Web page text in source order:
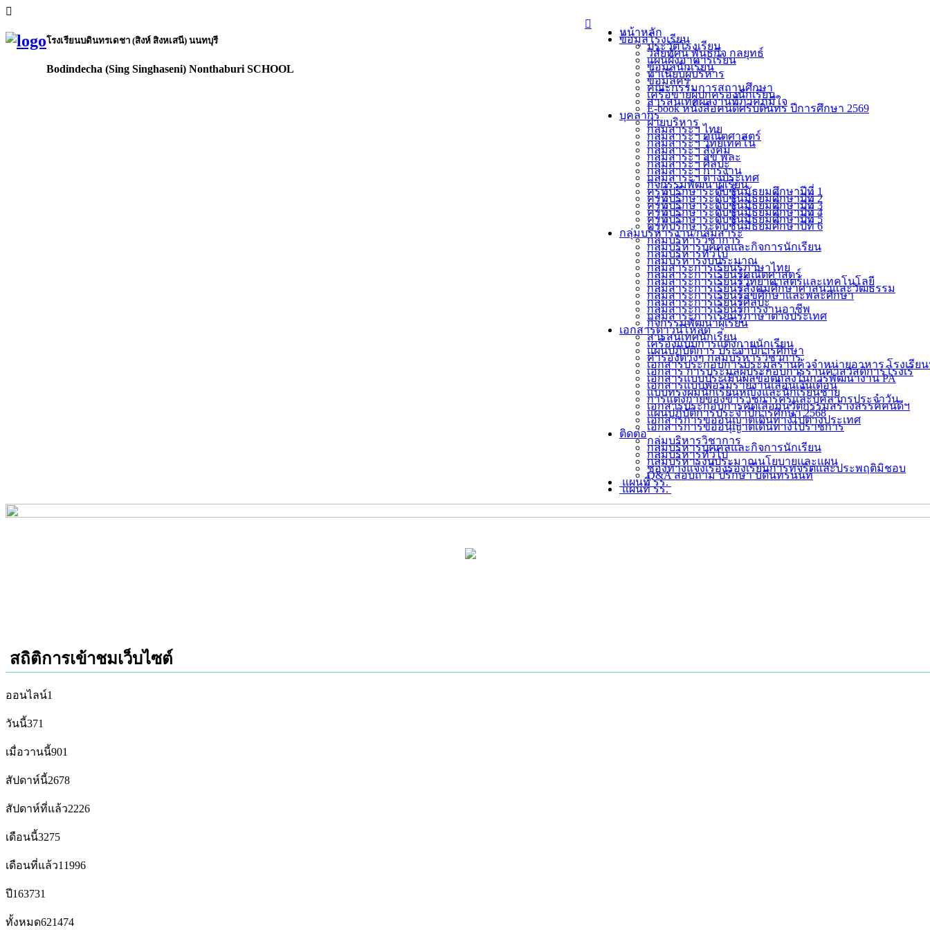
โรงเรียนบดินทรเดชา (สิงห์ สิงหเสนี) นนทบุรี
Bodindecha (Sing Singhaseni) Nonthaburi SCHOOL
หน้าหลัก
ข้อมูลโรงเรียน
ประวัติโรงเรียน
วิสัยทัศน์ พันธกิจ กลยุทธ์
แผนผังอาคารเรียน
ข้อมูลนักเรียน
ทำเนียบผู้บริหาร
ข้อมูลครู
คณะกรรมการสถานศึกษา
เครือข่ายผู้ปกครองนักเรียน
สารสนเทศผลงานที่ภาคภูมิใจ
E-book หนังสือคนดีศรีบดินทร ปีการศึกษา 2569
บุคลากร
ฝ่ายบริหาร
กลุ่มสาระฯ ไทย
กลุ่มสาระฯ คณิตศาสตร์
กลุ่มสาระฯ วิทย์เทคโน
กลุ่มสาระฯ สังคม
กลุ่มสาระฯ สุข พละ
กลุ่มสาระฯ ศิลปะ
กลุ่มสาระฯ การงาน
กลุ่มสาระฯ ต่างประเทศ
กิจกรรมพัฒนาผู้เรียน
ครูที่ปรึกษาระดับชั้นมัธยมศึกษาปีที่ 1
ครูที่ปรึกษาระดับชั้นมัธยมศึกษาปีที่ 2
ครูที่ปรึกษาระดับชั้นมัธยมศึกษาปีที่ 3
ครูที่ปรึกษาระดับชั้นมัธยมศึกษาปีที่ 4
ครูที่ปรึกษาระดับชั้นมัธยมศึกษาปีที่ 5
ครูที่ปรึกษาระดับชั้นมัธยมศึกษาปีที่ 6
กลุ่มบริหารงาน/กลุ่มสาระ
กลุ่มบริหารวิชาการ
กลุ่มบริหารบุคคลและกิจการนักเรียน
กลุ่มบริหารทั่วไป
กลุ่มบริหารงบประมาณ
กลุ่มสาระการเรียนรู้ภาษาไทย
กลุ่มสาระการเรียนรู้คณิตศาสตร์
กลุ่มสาระการเรียนรู้วิทยาศาสตร์และเทคโนโลยี
กลุ่มสาระการเรียนรู้สังคมศึกษาศาสนาและวัฒธรรม
กลุ่มสาระการเรียนรู้สุขศึกษาและพละศึกษา
กลุ่มสาระการเรียนรู้ศิลปะ
กลุ่มสาระการเรียนรู้การงานอาชีพ
กลุ่มสาระการเรียนรู้ภาษาต่างประเทศ
กิจกรรมพัฒนาผู้เรียน
เอกสารดาวน์โหลด
สารสนเทศนักเรียน
เครื่องแบบการแต่งกายนักเรียน
แผนปฏิบัติการ ประจำปีการศึกษา
คำรองต่างๆ กลุ่มบริหารวิชาการ
เอกสารประกอบการประมูลร้านค้าจำหน่ายอาหาร โรงเรีย
เอกสาร การประมูลผู้ประกอบการร้านค้าสวัสดิการโรงเรี
เอกสารแบบประเมินผลข้อตกลงในการพัฒนางาน PA
เอกสารแบบฟอร์มรายงานเลื่อนเงินเดือน
แบบทรงผมนักเรียนหญิงและนักเรียนชาย
การแต่งกายของข้าราชการครูและบุคลากรประจำวัน
เอกสารประกอบการคัดเลือกนวัตกรรมสร้างสรรค์คนดีฯ
แผนปฏิบัติการประจำปีการศึกษา 2568
เอกสารการขออนุญาตเดินทางไปต่างประเทศ
เอกสารการขออนุญาตเดินทางไปราชการ
ติดต่อ
กลุ่มบริหารวิชาการ
กลุ่มบริหารบุคคลและกิจการนักเรียน
กลุ่มบริหารทั่วไป
กลุ่มบริหารงบประมาณนโยบายและแผน
ช่องทางแจ้งเรื่องร้องเรียนการทุจริตและประพฤติมิชอบ
Q&A สอบถาม ปรึกษา บดินทรนนท์
แผนที่ รร.
แผนที่ รร.
สถิติการเข้าชมเว็บไซต์
ออนไลน์1
วันนี้371
เมื่อวานนี้901
สัปดาห์นี้2678
สัปดาห์ที่แล้ว2226
เดือนนี้3275
เดือนที่แล้ว11996
ปี163731
ทั้งหมด621474